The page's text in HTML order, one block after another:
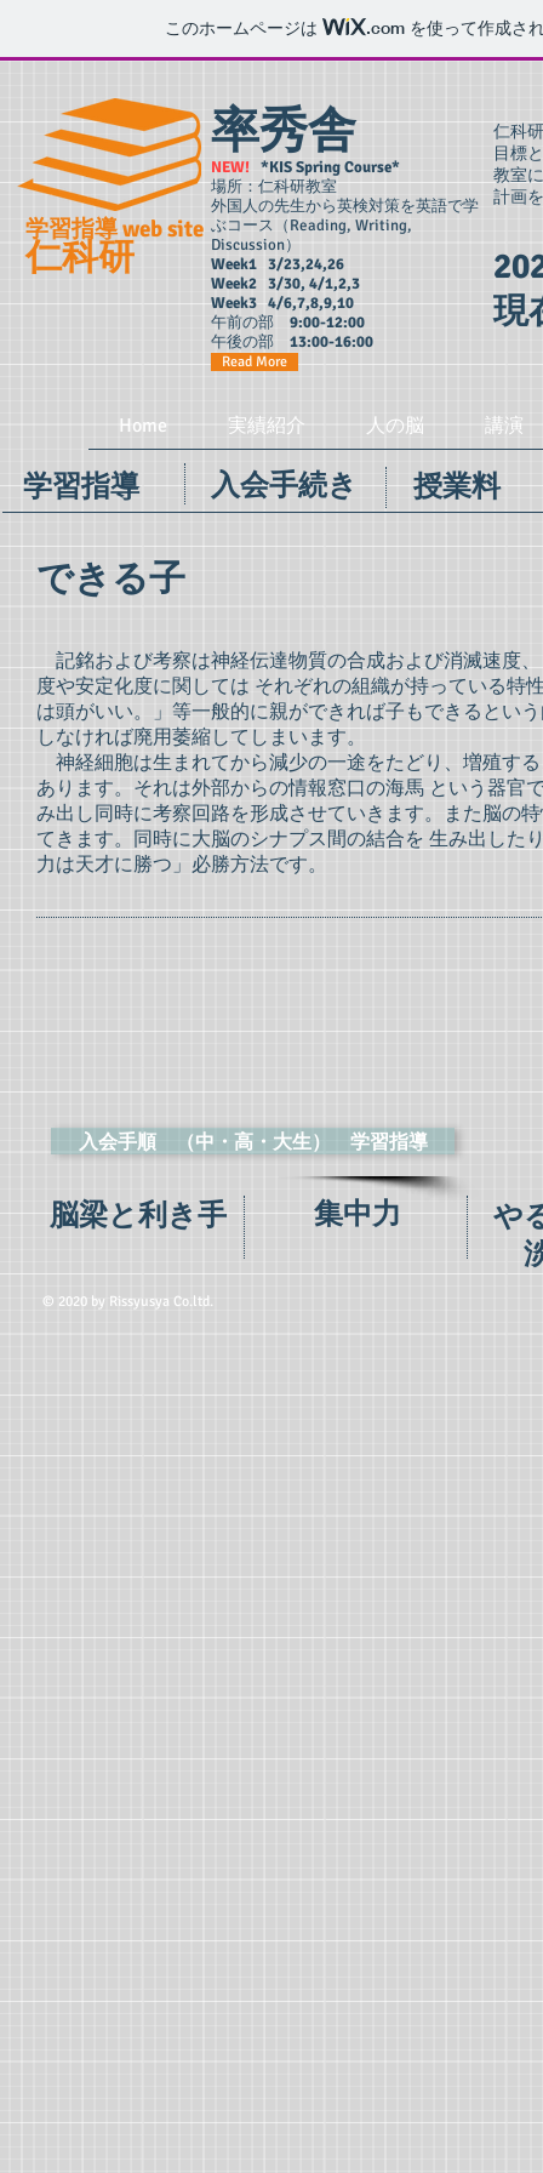
このホームページは .comを使って作成さ
率秀舎
学習指導 web site
仁科研
NEW! *KIS Spring Course*
場所：仁科研教室
外国人の先生から英検対策を英語で学
ぶコース（Reading, Writing,
Discussion）
Week1 3/23,24,26
Week2 3/30, 4/1,2,3
Week3 4/6,7,8,9,10
午前の部 9:00-12:00
午後の部 13:00-16:00
仁科
目標
教室
計
現
Read More
学習指導 入会手続き 授業料
Home 実績紹介 人の脳 講演
できる子
記銘および考察は神経伝達物質の合成および消滅速度
度や安定化度に関しては それぞれの組織が持っている特
は頭がいい。」等一般的に親ができれば子もできるとい
しなければ廃用萎縮してしまいます。
神経細胞は生まれてから減少の一途をたどり、増殖す
あります。それは外部からの情報窓口の海馬 という器官
み出し同時に考察回路を形成させていきます。また脳の
てきます。同時に大脳のシナプス間の結合を 生み出した
力は天才に勝つ」必勝方法です。
入会手順 （中・高・大生） 学習指導
脳梁と利き手 集中力
や
© 2020 by Rissyusya Co.ltd.